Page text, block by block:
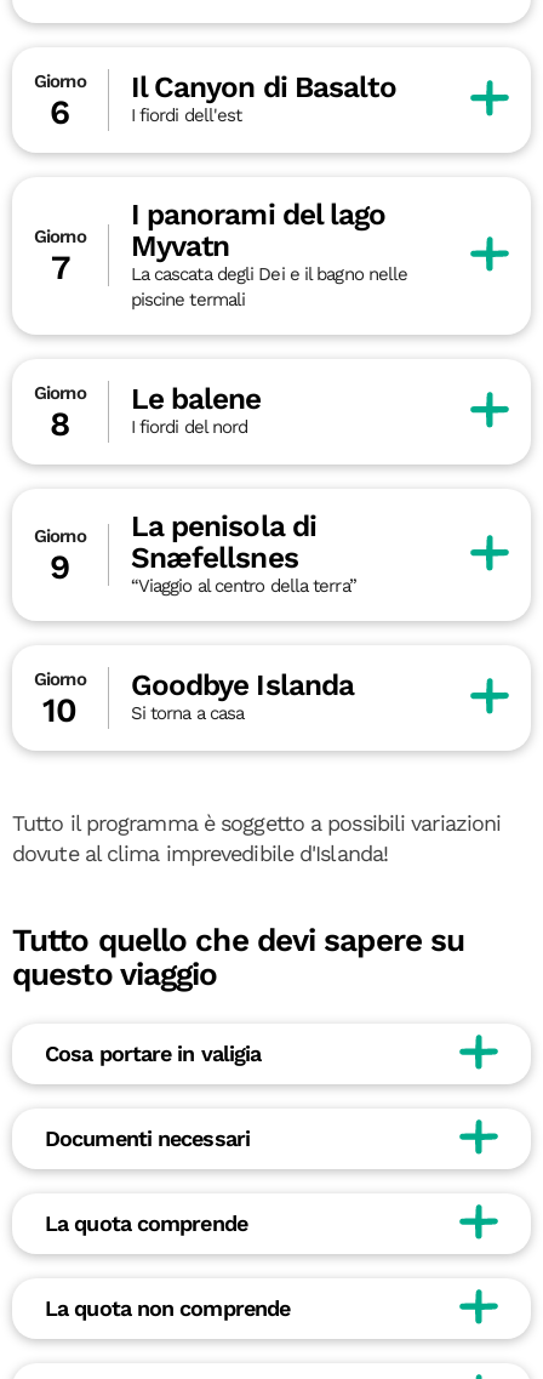
Giorno
6
Il Canyon di Basalto
I fiordi dell'est
Giorno
7
I panorami del lago
Myvatn
La cascata degli Dei e il bagno nelle
piscine termali
Giorno
8
Le balene
I fiordi del nord
Giorno
9
La penisola di
Snæfellsnes
“Viaggio al centro della terra”
Giorno
10
Goodbye Islanda
Si torna a casa
Tutto il programma è soggetto a possibili variazioni
dovute al clima imprevedibile d'Islanda!
Tutto quello che devi sapere su
questo viaggio
Cosa portare in valigia
Documenti necessari
La quota comprende
La quota non comprende